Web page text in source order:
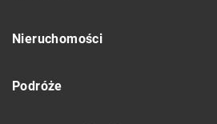
Nieruchomości
Podróże